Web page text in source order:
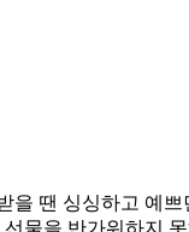
을 땐 싱싱하고 예